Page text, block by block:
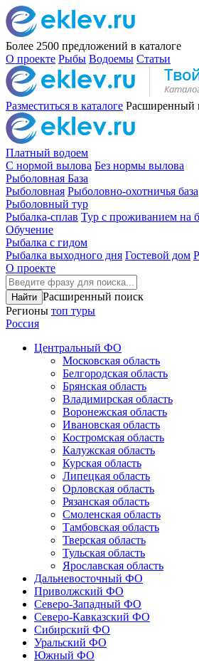
Более 2500 предложений в каталоге
О проекте Рыбы Водоемы Статьи
Разместиться в каталоге Расширенный
Платный водоем
С нормой вылова Без нормы вылова
Рыболовная База
Рыболовная Рыболовно-охотничья база
Рыболовный тур
Рыбалка-сплав Тур с проживанием на
Обучение
Рыбалка с гидом
Рыбалка выходного дня Гостевой дом
О проекте
Расширенный поиск
Регионы топ туры
Россия
Центральный ФО
Московская область
Белгородская область
Брянская область
Владимирская область
Воронежская область
Ивановская область
Костромская область
Калужская область
Курская область
Липецкая область
Орловская область
Рязанская область
Смоленская область
Тамбовская область
Тверская область
Тульская область
Ярославская область
Дальневосточный ФО
Приволжский ФО
Северо-Западный ФО
Северо-Кавказский ФО
Сибирский ФО
Уральский ФО
Южный ФО